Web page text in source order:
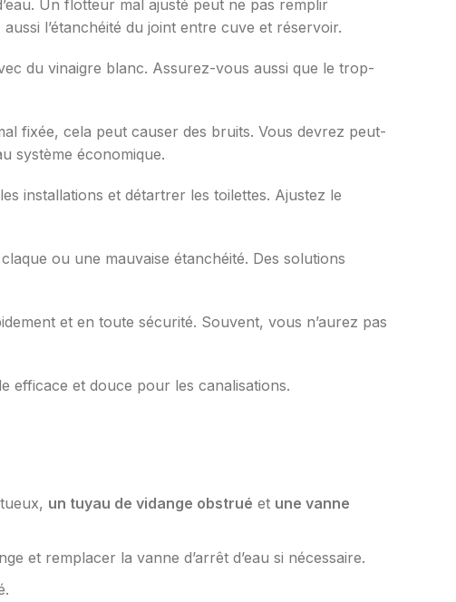
Un flotteur mal ajusté peut ne pas remplir
l’étanchéité du joint entre cuve et réservoir.
du vinaigre blanc. Assurez-vous aussi que le trop-
fixée, cela peut causer des bruits. Vous devrez peut-
système économique.
installations et détartrer les toilettes. Ajustez le
ou une mauvaise étanchéité. Des solutions
et en toute sécurité. Souvent, vous n’aurez pas
efficace et douce pour les canalisations.
un tuyau de vidange obstrué et une vanne
et remplacer la vanne d’arrêt d’eau si nécessaire.